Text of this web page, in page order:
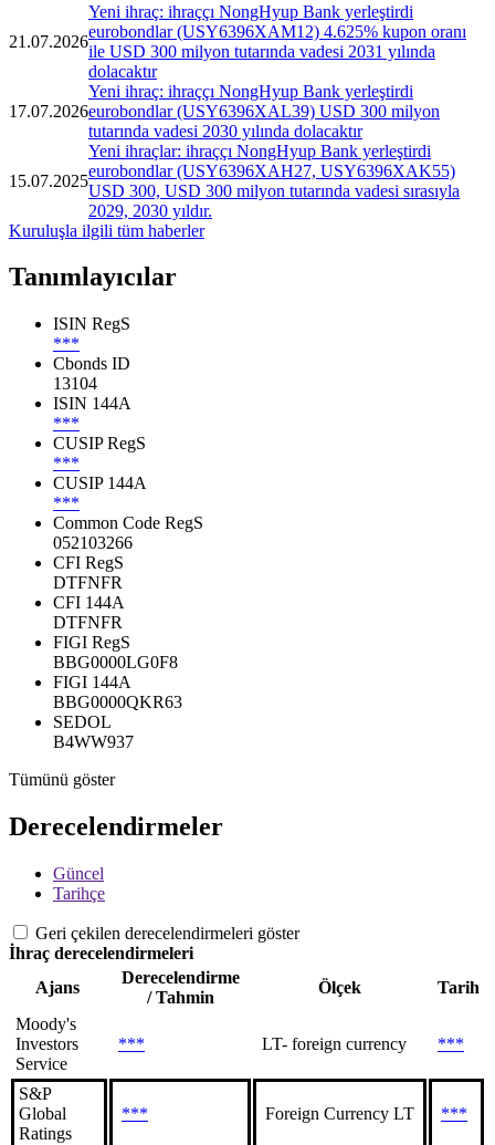
21.07.2026
Yeni ihraç: ihraççı NongHyup Bank yerleştirdi
eurobondlar (USY6396XAM12) 4.625% kupon oranı
ile USD 300 milyon tutarında vadesi 2031 yılında
dolacaktır
17.07.2026
Yeni ihraç: ihraççı NongHyup Bank yerleştirdi
eurobondlar (USY6396XAL39) USD 300 milyon
tutarında vadesi 2030 yılında dolacaktır
15.07.2025
Yeni ihraçlar: ihraççı NongHyup Bank yerleştirdi
eurobondlar (USY6396XAH27, USY6396XAK55)
USD 300, USD 300 milyon tutarında vadesi sırasıyla
2029, 2030 yıldır.
Kuruluşla ilgili tüm haberler
Tanımlayıcılar
ISIN RegS
***
Cbonds ID
13104
ISIN 144A
***
CUSIP RegS
***
CUSIP 144A
***
Common Code RegS
052103266
CFI RegS
DTFNFR
CFI 144A
DTFNFR
FIGI RegS
BBG0000LG0F8
FIGI 144A
BBG0000QKR63
SEDOL
B4WW937
Tümünü göster
Derecelendirmeler
Güncel
Tarihçe
Geri çekilen derecelendirmeleri göster
İhraç derecelendirmeleri
Ajans
Derecelendirme
/ Tahmin
Ölçek
Tarih
Moody's
Investors
Service
*** LT- foreign currency ***
S&P
Global
Ratings
*** Foreign Currency LT ***